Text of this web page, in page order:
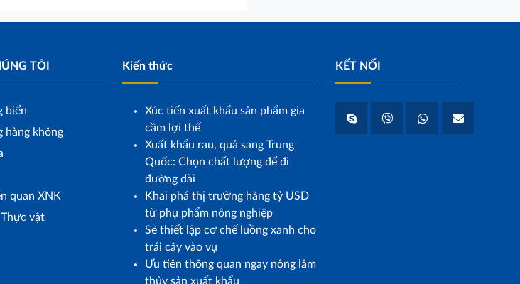
TÔI
biển
hàng không
quan XNK
vật
Kiến thức
Xúc tiến xuất khẩu sản phẩm gia
cầm lợi thế
Xuất khẩu rau, quả sang Trung
Quốc: Chọn chất lượng để đi
đường dài
Khai phá thị trường hàng tỷ USD
từ phụ phẩm nông nghiệp
Sẽ thiết lập cơ chế luồng xanh cho
trái cây vào vụ
Ưu tiên thông quan ngay nông lâm
thủy sản xuất khẩu
KẾT NỐI